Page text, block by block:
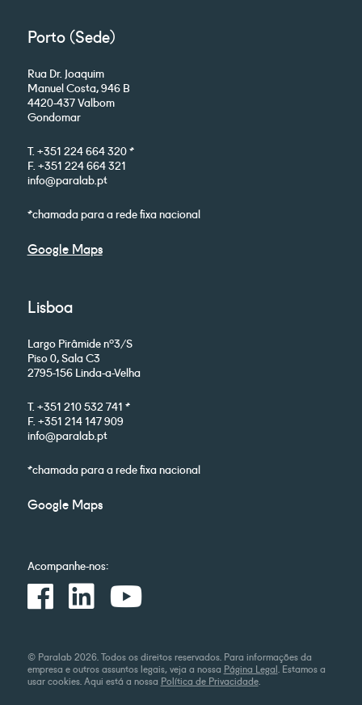
Porto (Sede)
Rua Dr. Joaquim
Manuel Costa, 946 B
4420-437 Valbom
Gondomar
T. +351 224 664 320 *
F. +351 224 664 321
info@paralab.pt
*chamada para a rede fixa nacional
Google Maps
Lisboa
Largo Pirâmide nº3/S
Piso 0, Sala C3
2795-156 Linda-a-Velha
T. +351 210 532 741 *
F. +351 214 147 909
info@paralab.pt
*chamada para a rede fixa nacional
Google Maps
Acompanhe-nos:
© Paralab 2026. Todos os direitos reservados. Para informações da
empresa e outros assuntos legais, veja a nossa Página Legal . Estamos a
usar cookies. Aqui está a nossa Política de Privacidade.